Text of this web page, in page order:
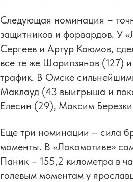
Следующая номинация –
защитников и форвардов. У
Сергеев и Артур Каюмов,
все те же Шарипзянов (127)
трафик. В Омске
Маклауд (43 выигрыша и
Елесин (29), Максим
Еще три номинации – сила
моменты. В «Локомотиве»
Паник – 155,2 километра в
голевым моментам у